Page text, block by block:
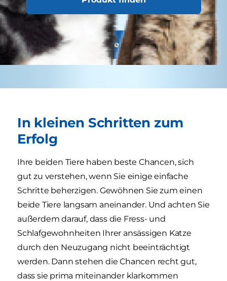
Erfahre mehr zur Ernährung
In kleinen Schritten zum
Erfolg
Ihre beiden Tiere haben beste Chancen, sich
gut zu verstehen, wenn Sie einige einfache
Schritte beherzigen. Gewöhnen Sie zum einen
beide Tiere langsam aneinander. Und achten Sie
außerdem darauf, dass die Fress- und
Schlafgewohnheiten Ihrer ansässigen Katze
durch den Neuzugang nicht beeinträchtigt
werden. Dann stehen die Chancen recht gut,
dass sie prima miteinander klarkommen